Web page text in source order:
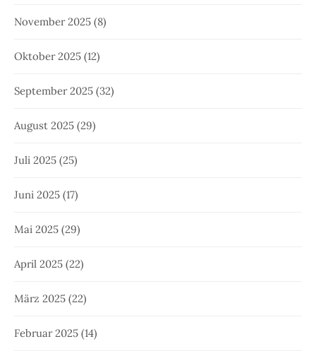
November 2025 (8)
Oktober 2025 (12)
September 2025 (32)
August 2025 (29)
Juli 2025 (25)
Juni 2025 (17)
Mai 2025 (29)
April 2025 (22)
März 2025 (22)
Februar 2025 (14)